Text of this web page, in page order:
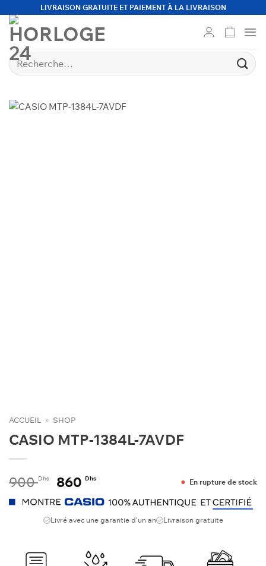
contenu
LIVRAISON GRATUITE ET PAIEMENT À LA LIVRAISON
Recherche
pour :
ACCUEIL » SHOP
CASIO MTP-1384L-7AVDF
900Dhs Le
prix
initial
était :
860 DhsLe
prix
actuel
est :
En rupture de stock
Livré avec une garantie d'un an Livraison gratuite